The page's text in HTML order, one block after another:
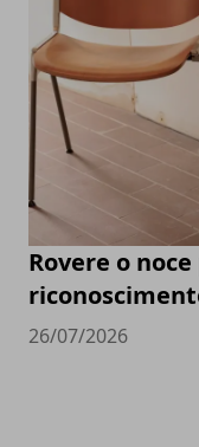
Rovere o
26/07/2026